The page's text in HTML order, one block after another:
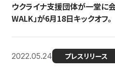
ウクライナ支援団体が一堂に
WALK」が6月18日キックオフ。
2022.05.24 プレスリリース